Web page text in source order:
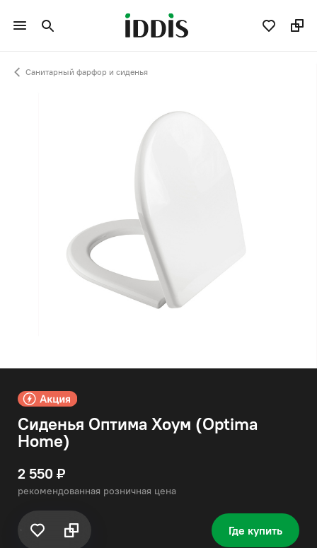
Санитарный фарфор и сиденья
Сиденья Оптима Хоум (Optima
Home)
2 550 ₽
рекомендованная розничная цена
Где купить